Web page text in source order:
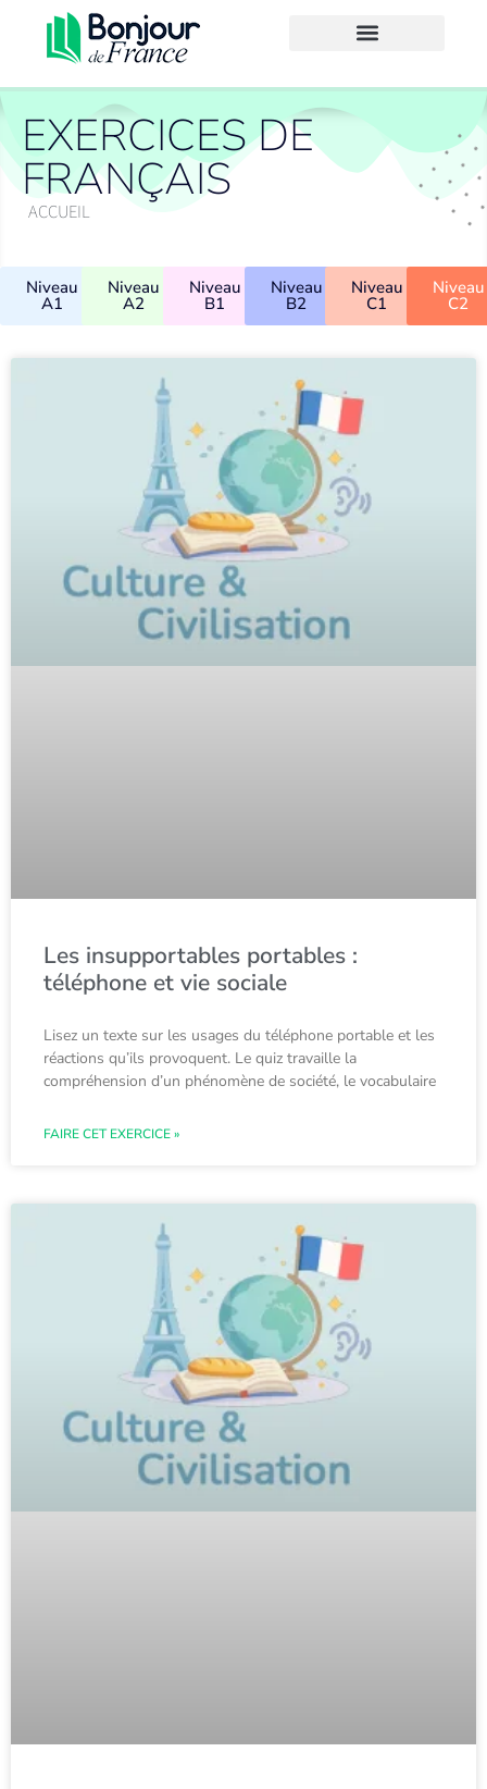
EXERCICES DE
FRANÇAIS
ACCUEIL
Niveau
A1
Niveau
A2
Niveau
B1
Niveau
B2
Niveau
C1
Niveau
C2
Les insupportables portables :
téléphone et vie sociale
Lisez un texte sur les usages du téléphone portable et les
réactions qu’ils provoquent. Le quiz travaille la
compréhension d’un phénomène de société, le vocabulaire
FAIRE CET EXERCICE »